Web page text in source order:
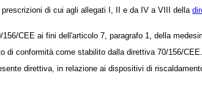
di cui agli allegati I, II e da IV a VIII della
156/CEE ai fini dell'articolo 7, paragrafo 1, della
di conformità come stabilito dalla direttiva 70/156/CEE.
direttiva, in relazione ai dispositivi di